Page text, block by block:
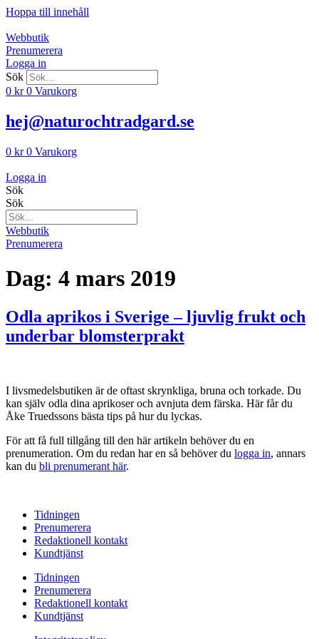
Hoppa till innehåll
Webbutik
Prenumerera
Logga in
Sök
0 kr 0 Varukorg
hej@naturochtradgard.se
0 kr 0 Varukorg
Logga in
Sök
Sök
Webbutik
Prenumerera
Dag: 4 mars 2019
Odla aprikos i Sverige – ljuvlig frukt och
underbar blomsterprakt
I livsmedelsbutiken är de oftast skrynkliga, bruna och torkade. Du
kan själv odla dina aprikoser och avnjuta dem färska. Här får du
Åke Truedssons bästa tips på hur du lyckas.
För att få full tillgång till den här artikeln behöver du en
prenumeration. Om du redan har en så behöver du logga in, annars
kan du bli prenumerant här.
Tidningen
Prenumerera
Redaktionell kontakt
Kundtjänst
Tidningen
Prenumerera
Redaktionell kontakt
Kundtjänst